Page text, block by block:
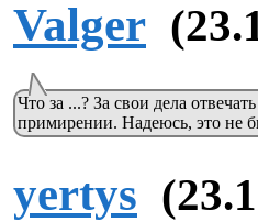
Valger
Что за ...? За свои дела
примирении. Надеюсь, это не
yertys